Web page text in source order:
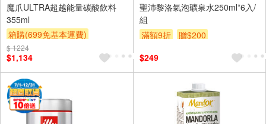
魔爪ULTRA超越能量碳酸飲料
355ml
箱購(699免基本運費)
贈OPENPOINT
贈$200
$ 1224
$1,134
聖沛黎洛氣泡礦泉水250ml*6入/
組
滿額9折
贈$200
$249